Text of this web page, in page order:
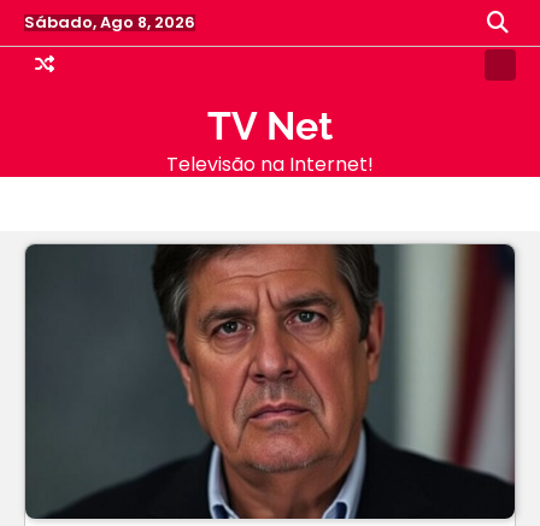
Skip
to
content
Sábado, Ago 8, 2026
TV Net
Televisão na Internet!